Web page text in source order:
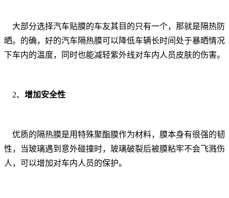
大部分选择汽车贴膜的车友其目的只有一个，那就是隔热防
晒。的确，好的汽车隔热膜可以降低车辆长时间处于暴晒情况
下车内的温度，同时也能减轻紫外线对车内人员皮肤的伤害。
2、 增加安全性
优质的隔热膜是用特殊聚酯膜作为材料，膜本身有很强的韧
性，当玻璃遇到意外碰撞时，玻璃破裂后被膜粘牢不会飞溅伤
人，可以增加对车内人员的保护。